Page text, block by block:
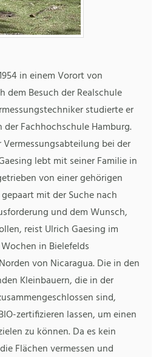
in einem Vorort von
dem Besuch der Realschule
studierte er
der Fachhochschule Hamburg.
bei der
lebt mit seiner Familie in
von einer gehörigen
mit der Suche nach
und dem Wunsch,
reist Ulrich Gaesing im
in Bielefelds
von Nicaragua. Die in den
Kleinbauern, die in der
sind,
zertifizieren lassen, um einen
zu können. Da es kein
Flächen vermessen und